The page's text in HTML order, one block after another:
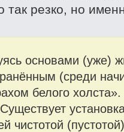
так резко, но
основами (уже)
(среди
белого
чистотой